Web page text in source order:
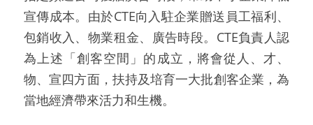
宣傳成本。由於CTE向入駐企業贈送員工福利、
包銷收入、物業租金、廣告時段。CTE負責人認
為上述「創客空間」的成立，將會從人、才、
物、宣四方面，扶持及培育一大批創客企業，為
當地經濟帶來活力和生機。